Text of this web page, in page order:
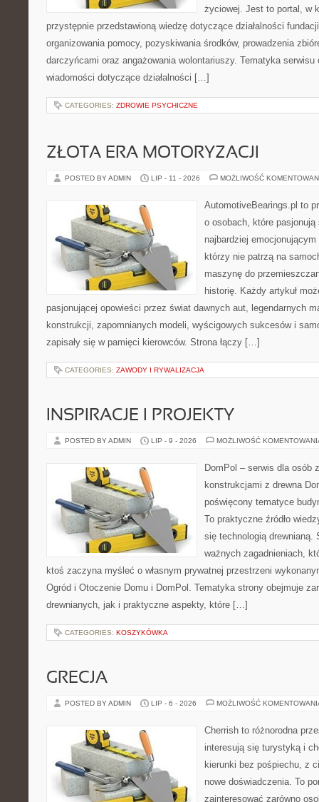
życiowej. Jest to portal, w
przystępnie przedstawioną wiedzę dotyczące działalności
organizowania pomocy, pozyskiwania środków, prowadzenia
darczyńcami oraz angażowania wolontariuszy. Tematyka
wiadomości dotyczące działalności […]
CATEGORIES: ZDROWIE PSYCHICZNE
ZŁOTA ERA MOTORYZACJI
POSTED BY ADMIN LIP - 11 - 2026 MOŻLIWOŚĆ
AutomotiveBearings.pl to
o osobach, które
najbardziej
którzy nie patrzą na
maszynę do
historię. Każdy artykuł
pasjonującej opowieści przez świat dawnych aut, legendarnych
konstrukcji, zapomnianych modeli, wyścigowych sukcesów i
zapisały się w pamięci kierowców. Strona łączy […]
CATEGORIES: ZAWODY I RYWALIZACJA
INSPIRACJE I PROJEKTY
POSTED BY ADMIN LIP - 9 - 2026 MOŻLIWOŚĆ
DomPol – serwis dla osób
konstrukcjami z drewna
poświęcony tematyce
To praktyczne źródło
się technologią drewnianą.
ważnych zagadnieniach,
ktoś zaczyna myśleć o własnym prywatnej przestrzeni
Ogród i Otoczenie Domu i DomPol. Tematyka strony obejmuje
drewnianych, jak i praktyczne aspekty, które […]
CATEGORIES: KOSZYKÓWKA
GRECJA
POSTED BY ADMIN LIP - 6 - 2026 MOŻLIWOŚĆ
Cherrish to różnorodna
interesują się turystyką i
kierunki bez pośpiechu, z
nowe doświadczenia. To
zainteresować zarówno